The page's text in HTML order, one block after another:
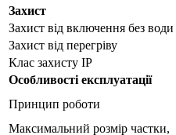
Захист
Захист від включення без води
Захист від перегріву
Клас захисту IP
Особливості експлуатації
Принцип роботи
Максимальний розмір частки,